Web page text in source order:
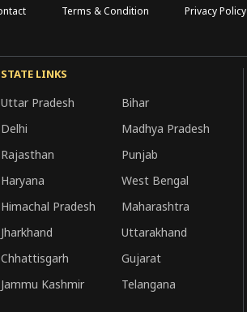
Terms & Condition Privacy Policy
STATE LINKS
Uttar Pradesh
Bihar
Delhi
Madhya Pradesh
Rajasthan
Punjab
Haryana
West Bengal
Himachal Pradesh
Maharashtra
Jharkhand
Uttarakhand
Chhattisgarh
Gujarat
Jammu Kashmir
Telangana